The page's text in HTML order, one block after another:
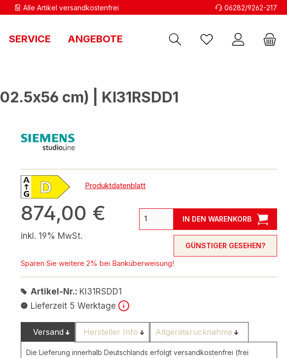
Alle Artikel versandkostenfrei 06282/9262-217
SERVICE ANGEBOTE
cm) | KI31RSDD1
Produktdatenblatt
874,00 € IN DEN WARENKORB
GÜNSTIGER GESEHEN?
inkl. 19% MwSt.
Sparen Sie weitere 2% bei Banküberweisung!
Artikel-Nr.: KI31RSDD1
Lieferzeit 5 Werktage
Versand Hersteller Info Altgeräterücknahme
Die Lieferung innerhalb Deutschlands erfolgt versandkostenfrei (frei